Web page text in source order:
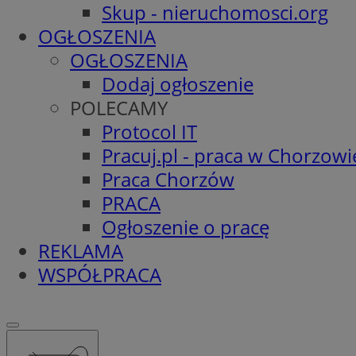
Skup - nieruchomosci.org
OGŁOSZENIA
OGŁOSZENIA
Dodaj ogłoszenie
POLECAMY
Protocol IT
Pracuj.pl - praca w
Praca Chorzów
PRACA
Ogłoszenie o pracę
REKLAMA
WSPÓŁPRACA